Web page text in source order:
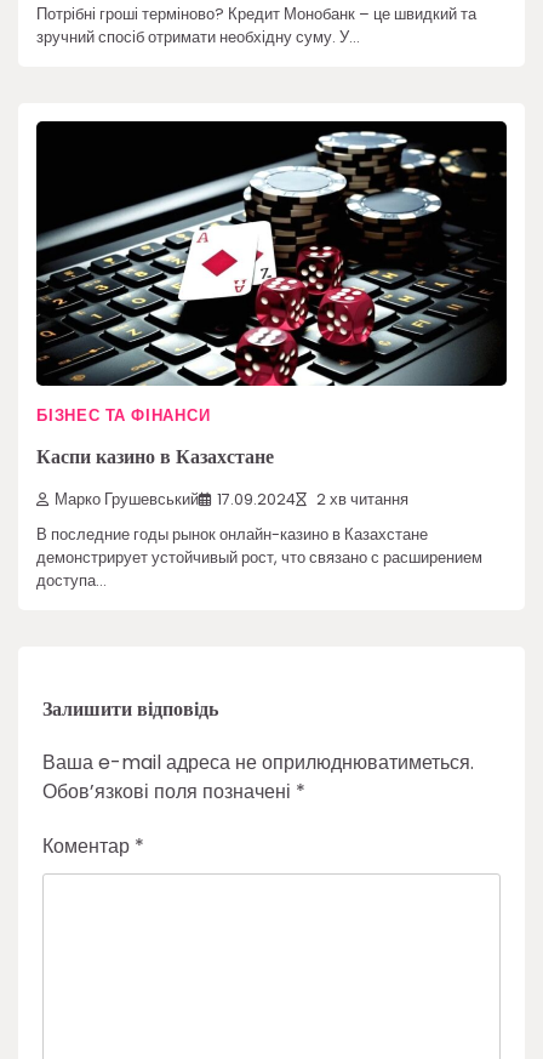
Потрібні гроші терміново? Кредит Монобанк – це швидкий та
зручний спосіб отримати необхідну суму. У…
БІЗНЕС ТА ФІНАНСИ
Каспи казино в Казахстане
Марко Грушевський 17.09.2024 2 хв читання
В последние годы рынок онлайн-казино в Казахстане
демонстрирует устойчивый рост, что связано с расширением
доступа…
Залишити відповідь
Ваша e-mail адреса не оприлюднюватиметься.
Обов’язкові поля позначені *
Коментар *